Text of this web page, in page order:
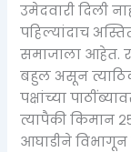
उमेदवारी दिली
पहिल्यांदाच
समाजाला आहेत.
बहुल असून
पक्षांच्या
त्यापैकी किमान
आघाडीने